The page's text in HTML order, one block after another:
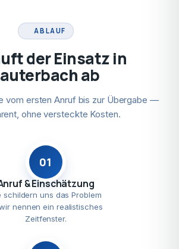
ABLAUF
der Einsatz in
ab
vom ersten Anruf bis zur Übergabe —
ohne versteckte Kosten.
01
& Einschätzung
schildern uns das Problem
nennen ein realistisches
Zeitfenster.